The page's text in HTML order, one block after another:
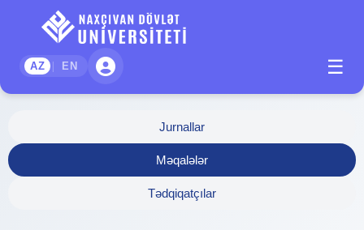
AZ | EN ☰
Jurnallar
Məqalələr
Tədqiqatçılar